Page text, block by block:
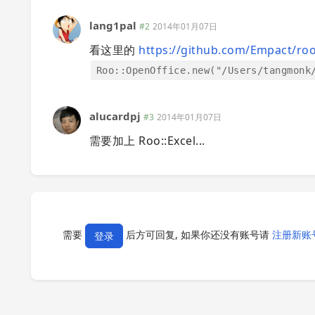
lang1pal #2 2014年01月07日
看这里的 https://github.com/Empact/roo
Roo::OpenOffice.new("/Users/
alucardpj #3 2014年01月07日
需要加上 Roo::Excel...
需要 登录 后方可回复, 如果你还没有账号请 注册新账